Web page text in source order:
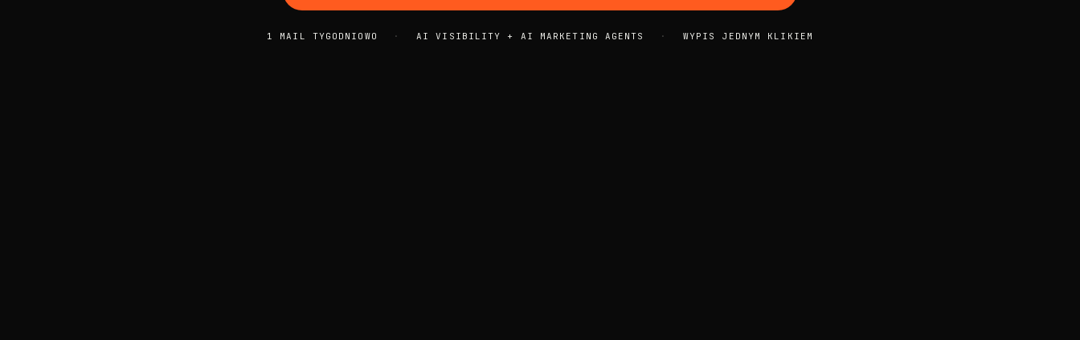
1 MAIL TYGODNIOWO · AI VISIBILITY + AI MARKETING AGENTS · WYPIS JEDNYM KLIKIEM